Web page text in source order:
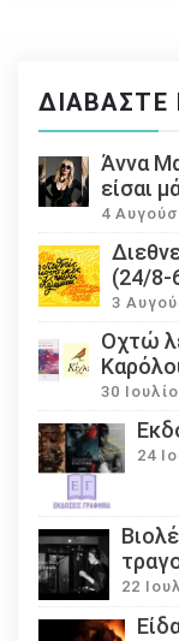
ΔΙΑΒΆΣΤΕ
Άννα
είσαι
4
(24/8-
3
Οχτώ
30
24
22